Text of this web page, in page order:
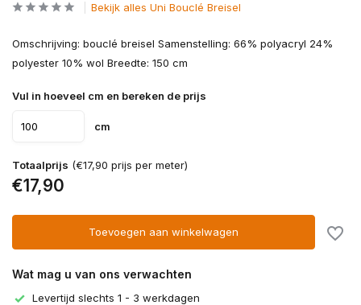
Bekijk alles Uni Bouclé Breisel
Omschrijving: bouclé breisel Samenstelling: 66% polyacryl 24%
polyester 10% wol Breedte: 150 cm
Vul in hoeveel cm en bereken de prijs
cm
Totaalprijs (€17,90 prijs per meter)
€17,90
Toevoegen aan winkelwagen
Wat mag u van ons verwachten
Levertijd slechts 1 - 3 werkdagen